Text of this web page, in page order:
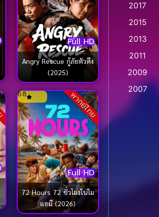
Full HD
Angry Rescue กู้ภัยตัวตึง
(2025)
พากย์ไทย
Full HD
6.8
72 Hours 72 ชั่วโมงในไม
แอมี (2026)
Apple
Apple
Based
สร้างจา
2017
2015
2013
2011
2009
2007
2005